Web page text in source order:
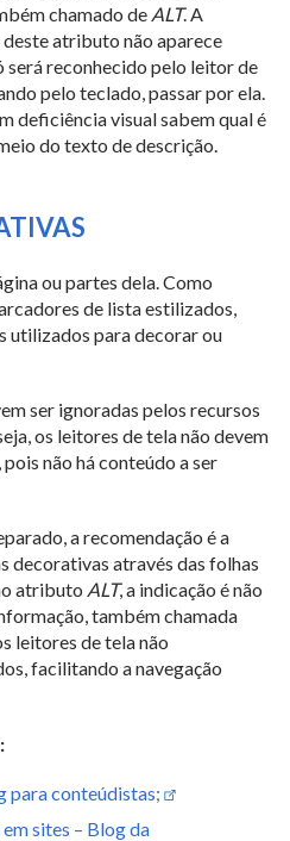
chamado de ALT. A
atributo não aparece
será reconhecido pelo leitor de
pelo teclado, passar por ela.
deficiência visual sabem qual é
do texto de descrição.
ou partes dela. Como
de lista estilizados,
utilizados para decorar ou
ser ignoradas pelos recursos
os leitores de tela não devem
não há conteúdo a ser
a recomendação é a
decorativas através das folhas
atributo ALT, a indicação é não
também chamada
leitores de tela não
facilitando a navegação
para conteúdistas;
sites – Blog da